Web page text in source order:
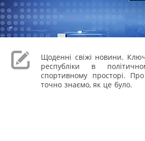
Щоденні свіжі новини.
республіки в
спортивному просторі.
точно знаємо, як це було.